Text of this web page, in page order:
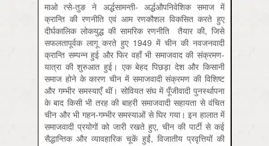
माओ त्से-तुङ ने अर्द्धसामन्ती- अर्द्धऔपनिवेशिक समाज में
क्रान्ति की रणनीति एवं आम रणकौशल विकसित करते हुए
दीर्घकालिक लोकयुद्ध की सामरिक रणनीति तैयार की, जिसे
सफलतापूर्वक लागू करते हुए 1949 में चीन की नवजनवादी
क्रान्ति सम्पन्न हुई और फिर वहाँ भी समाजवाद की संक्रमण-
यात्रा की शुरुआत हुई। एक बेहद पिछड़ा देश और किसानी
समाज होने के कारण चीन में समाजवादी संक्रमण की विशिष्ट
और गम्भीर समस्याएँ थीं। सोवियत संघ में पूँजीवादी पुनर्स्थापना
के बाद किसी भी तरह की बाहरी समाजवादी सहायता से वंचित
चीन और भी गहन-गम्भीर समस्याओं से घिर गया। इन हालात में
समाजवादी प्रयोगों को जारी रखते हुए, चीन की पार्टी से कई
सैद्धान्तिक और व्यावहारिक चूकें हुईं, विजातीय प्रवृत्तियों की